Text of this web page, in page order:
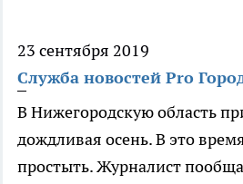
23 сентября 2019
Служба новостей Pro
В Нижегородскую область
дождливая осень. В это
простыть. Журналист